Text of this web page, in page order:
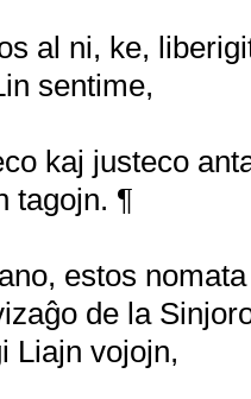
al ni, ke,
sentime,
kaj justeco
tagojn. ¶
estos
de la
Liajn vojojn,